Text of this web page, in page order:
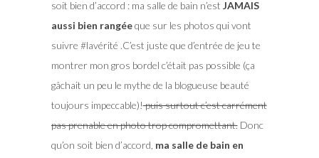
soit bien d’accord : ma salle de bain n’est JAMAIS
aussi bien rangéeque sur les photos qui vont
suivre #lavérité .C’est juste que d’entrée de jeu te
montrer mon gros bordel c’était pas possible (ça
gâchait un peu le mythe de la blogueuse beauté
toujours impeccable)!puis surtout c’est carrément
pas prenable en photo trop compromettant.Donc
qu’on soit bien d’accord, ma salle de bain en